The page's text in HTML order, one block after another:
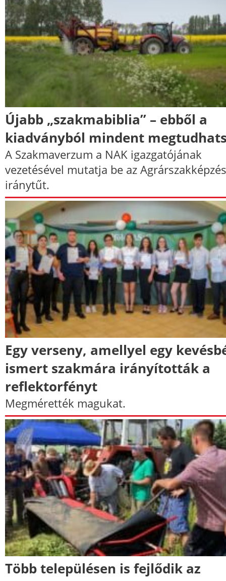
Újabb „szakmabiblia” – ebből a
kiadványból mindent
A Szakmaverzum a NAK igazgatójának
vezetésével mutatja be az
iránytűt.
Egy verseny, amellyel egy
ismert szakmára irányították a
reflektorfényt
Megmérették magukat.
Több településen is fejlődik az